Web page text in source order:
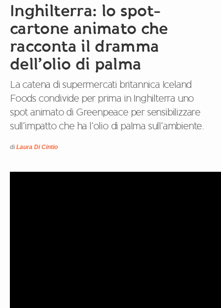
Inghilterra: lo spot-
cartone animato che
racconta il dramma
dell’olio di palma
La catena di supermercati britannica Iceland
Foods condivide per prima in Inghilterra uno
spot animato di Greenpeace per sensibilizzare
sull’impatto che ha l’olio di palma sull’ambiente.
di Laura Di Cintio